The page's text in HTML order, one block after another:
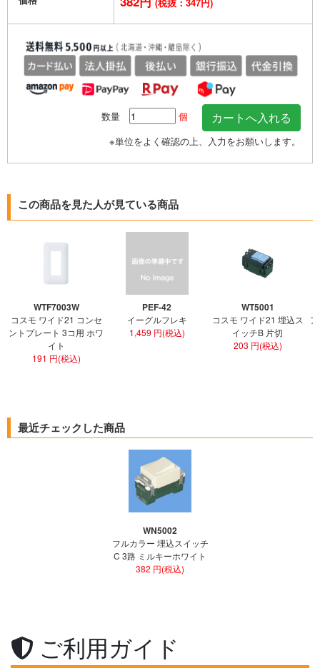
(税抜：347円)
数量
個
※単位をよく確認の上、入力をお願いします。
この商品を見た人が見ている商品
WTF7003W
コスモ ワイド21 コンセ
ントプレート 3コ用 ホワ
イト
191 円(税込)
PEF-42
イーグルフレキ
1,459 円(税込)
WT5001
コスモ ワイド21 埋込ス
イッチB 片切
203 円(税込)
最近チェックした商品
WN5002
フルカラー 埋込スイッチ
C 3路 ミルキーホワイト
382 円(税込)
ご利用ガイド